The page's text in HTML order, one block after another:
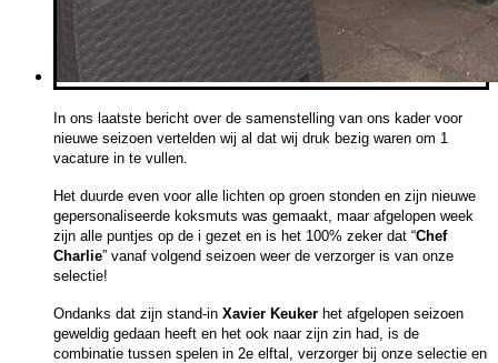
In ons laatste bericht over de samenstelling van ons kader voor
nieuwe seizoen vertelden wij al dat wij druk bezig waren om 1
vacature in te vullen.
Het duurde even voor alle lichten op groen stonden en zijn nieuwe
gepersonaliseerde koksmuts was gemaakt, maar afgelopen week
zijn alle puntjes op de i gezet en is het 100% zeker dat “Chef
Charlie” vanaf volgend seizoen weer de verzorger is van onze
selectie!
Ondanks dat zijn stand-in Xavier Keuker het afgelopen seizoen
geweldig gedaan heeft en het ook naar zijn zin had, is de
combinatie tussen spelen in 2e elftal, verzorger bij onze selectie en